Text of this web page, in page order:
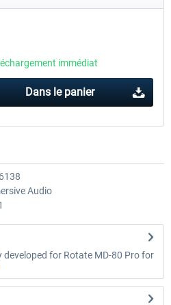
immédiat
Dans le panier
Audio
developed for Rotate MD-80 Pro for